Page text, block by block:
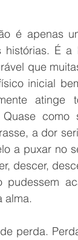
é apenas
histórias. É
que
inicial
Quase
a dor
a puxar no
descer,
pudessem
alma.
perda.